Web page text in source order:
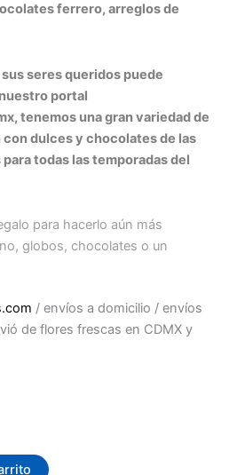
ferrero, arreglos de
seres queridos puede
portal
tenemos una gran variedad de
dulces y chocolates de las
todas las temporadas del
para hacerlo aún más
globos, chocolates o un
/ envíos a domicilio / envíos
de flores frescas en CDMX y